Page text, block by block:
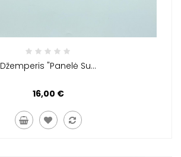
Džemperis "Panelė Su...
16,00 €